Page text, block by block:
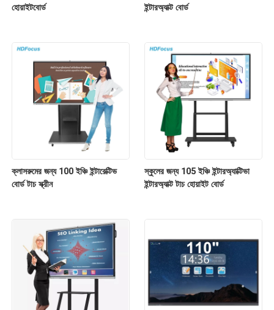
হোয়াইটবোর্ড
ইন্টারঅ্যাক্ট বোর্ড
ক্লাসরুমের জন্য 100 ইঞ্চি ইন্টারেক্টিভ
বোর্ড টাচ স্ক্রীন
স্কুলের জন্য 105 ইঞ্চি ইন্টারঅ্যাক্টিভা
ইন্টারঅ্যাক্ট টাচ হোয়াইট বোর্ড